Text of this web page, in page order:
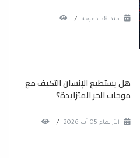
منذ 58 دقيقة /
هل يستطيع الإنسان التكيف مع
موجات الحر المتزايدة؟
الأربعاء 05 آب 2026 /